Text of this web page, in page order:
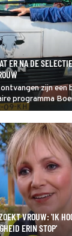
ER NA DE
zijn een
programma
doet in haar
onthulling
VROUW: 'IK
ERIN STOP'